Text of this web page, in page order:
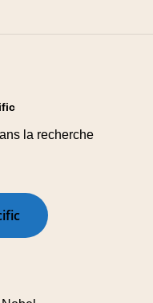
la recherche
ific